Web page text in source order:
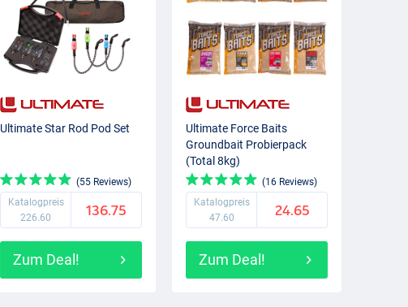
Ultimate Star Rod Pod Set
(55 Reviews)
Katalogpreis
226.60
136.75
Zum Deal!
Ultimate Force Baits
Groundbait Probierpack
(Total 8kg)
(16 Reviews)
Katalogpreis
47.60
24.65
Zum Deal!